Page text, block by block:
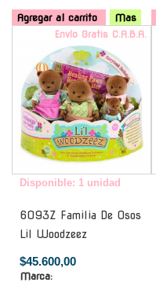
Agregar al carrito Mas
Envío Gratis C.A.B.A.
Disponible: 1 unidad
6093Z Familia De Osos
Lil Woodzeez
$45.600,00
Marca: